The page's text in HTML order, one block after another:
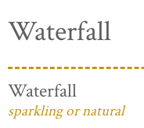
Waterfall
Waterfall
sparkling or natural